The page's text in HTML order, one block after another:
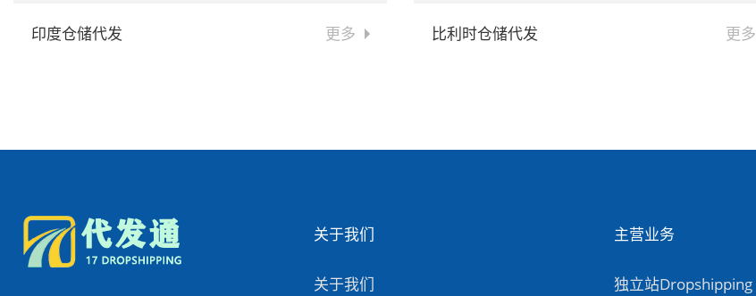
印度仓储代发 更多 比利时仓储代发 更多
关于我们
关于我们
主营业务
独立站Dropshipping